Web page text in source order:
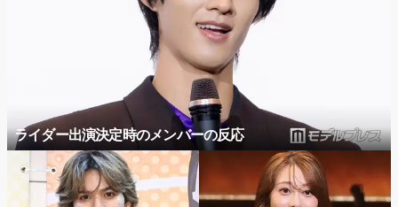
ライダー出演決定時のメンバーの反応